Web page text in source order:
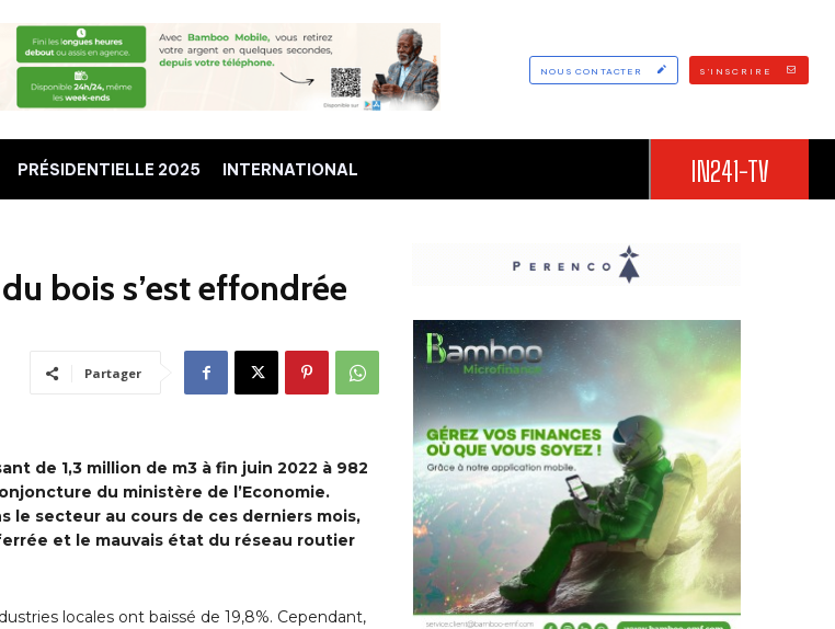
NOUS CONTACTER S'INSCRIRE
PRÉSIDENTIELLE 2025 INTERNATIONAL IN241-TV
bois s’est effondrée
Partager
de 1,3 million de m3 à fin juin 2022 à 982
du ministère de l’Economie.
le secteur au cours de ces derniers mois,
et le mauvais état du réseau routier
locales ont baissé de 19,8%. Cependant,